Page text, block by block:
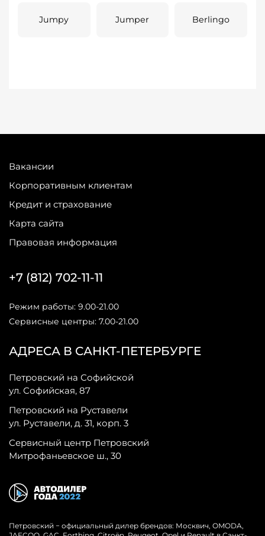
Jumpy Jumper Berlingo
Вакансии
Корпоративным клиентам
Кредит и страхование
Карта сайта
Правовая информация
АДРЕСА В САНКТ-ПЕТЕРБУРГЕ
Петровский на Софийской
ул. Софийская, 87
Петровский на Руставели
ул. Руставели, д. 31, корп. 3
Сервисный центр Петровский
Митрофаньевское ш., 30
+7 (812) 702-11-11
Режим работы: 9.00-21.00
Сервисные центры: 7.00-21.00
Петровский − официальный дилер брендов: Москвич, OMODA,